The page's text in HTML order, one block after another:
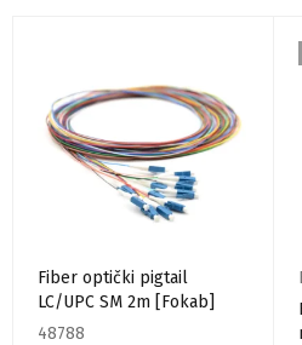
Fiber optički pigtail
LC/UPC SM 2m [Fokab]
48788